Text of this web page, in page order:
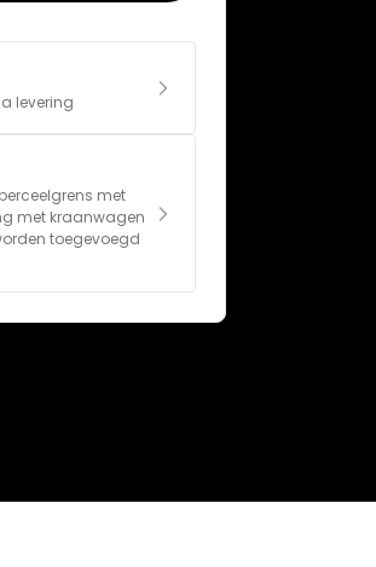
levering
met
met kraanwagen
toegevoegd